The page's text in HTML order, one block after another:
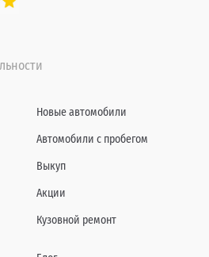
Новые автомобили
Автомобили с пробегом
Выкуп
Акции
Кузовной ремонт